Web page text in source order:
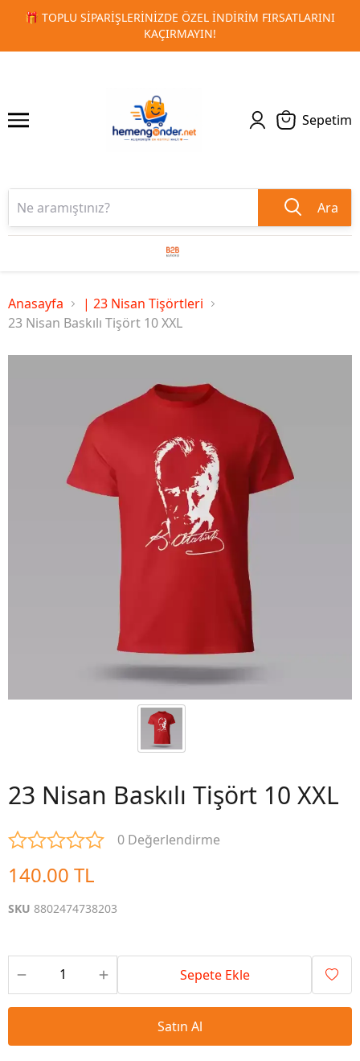
🚀 KURUMSAL PROMOSYON VE MATBAA ÜRÜNLERINDE
TESLIMAT!
1 2
Sepetim
Ara
Anasayfa
| 23 Nisan Tişörtleri
23 Nisan Baskılı Tişört 10 XXL
23 Nisan Baskılı Tişört 10 XXL
0 Değerlendirme
140.00 TL
SKU 8802474738203
Sepete Ekle
Satın Al